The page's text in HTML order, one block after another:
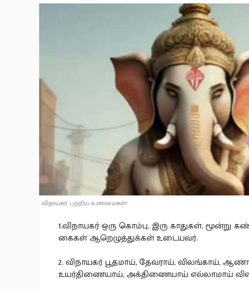
விநாயகர் பற்றிய உண்மைகள்!
1.விநாயகர் ஒரு கொம்பு, இரு காதுகள்,
கைகள் ஆறெழுத்துக்கள் உடையவர்.
2. விநாயகர் பூதமாய், தேவராய், விலங்காய்,
உயர்திணையாய், அக்திணையாய் எல்லாமாய்